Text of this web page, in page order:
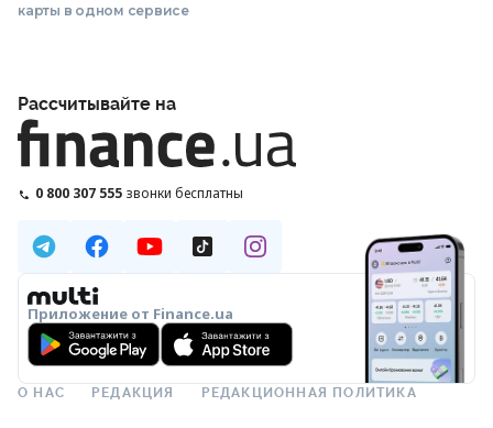
карты в одном сервисе
Рассчитывайте на
0 800 307 555 звонки бесплатны
Приложение от Finance.ua
О НАС РЕДАКЦИЯ РЕДАКЦИОННАЯ ПОЛИТИКА